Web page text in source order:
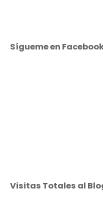
Sígueme en
Visitas Totales al